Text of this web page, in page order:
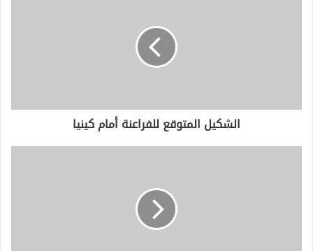
ر
ي
الشكيل المتوقع للفراعنة أمام كينيا